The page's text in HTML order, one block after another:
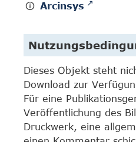
Arcinsys
Dieses Objekt steht
Download zur
Für eine
Veröffentlichung des
Druckwerk, eine